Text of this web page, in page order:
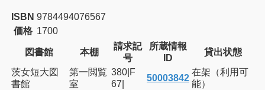
ISBN 9784494076567
価格 1700
図書館 本棚
請求記
号
所蔵情報
ID
貸出状態
茨女短大図
書館
第一閲覧
室
380|F
67|
50003842
在架（利用可
能）